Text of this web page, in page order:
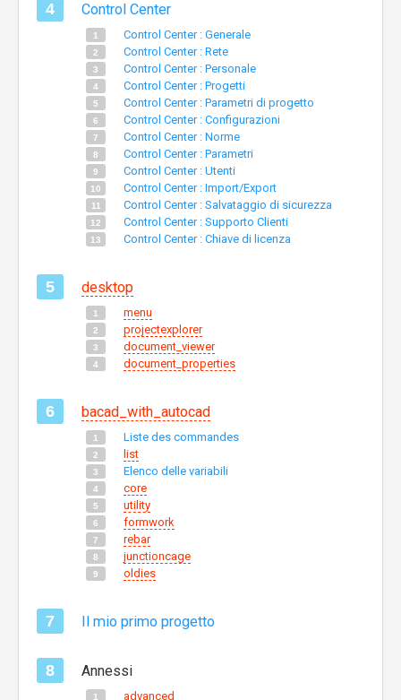
Control Center
Control Center : Generale
Control Center : Rete
Control Center : Personale
Control Center : Progetti
Control Center : Parametri di progetto
Control Center : Configurazioni
Control Center : Norme
Control Center : Parametri
Control Center : Utenti
Control Center : Import/Export
Control Center : Salvataggio di sicurezza
Control Center : Supporto Clienti
Control Center : Chiave di licenza
desktop
menu
projectexplorer
document_viewer
document_properties
bacad_with_autocad
Liste des commandes
list
Elenco delle variabili
core
utility
formwork
rebar
junctioncage
oldies
Il mio primo progetto
Annessi
advanced